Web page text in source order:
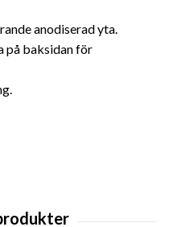
anodiserad yta.
på baksidan för